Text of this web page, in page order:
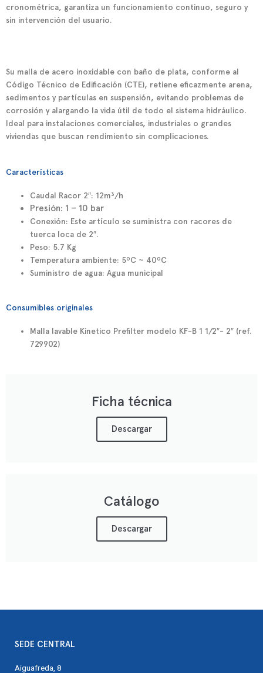
cronométrica, garantiza un funcionamiento continuo, seguro y
sin intervención del usuario.
Su malla de acero inoxidable con baño de plata, conforme al
Código Técnico de Edificación (CTE), retiene eficazmente arena,
sedimentos y partículas en suspensión, evitando problemas de
corrosión y alargando la vida útil de todo el sistema hidráulico.
Ideal para instalaciones comerciales, industriales o grandes
viviendas que buscan rendimiento sin complicaciones.
Características
Caudal Racor 2″: 12m³/h
Presión: 1 – 10 bar
Conexión: Este artículo se suministra con racores de
tuerca loca de 2″.
Peso: 5.7 Kg
Temperatura ambiente: 5ºC ~ 40ºC
Suministro de agua: Agua municipal
Consumibles originales
Malla lavable Kinetico Prefilter modelo KF-B 1 1/2″- 2″ (ref.
729902)
Ficha técnica
Descargar
Catálogo
Descargar
SEDE CENTRAL
Aiguafreda, 8